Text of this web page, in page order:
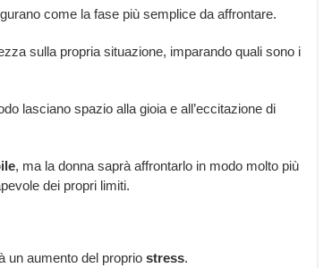
come la fase più semplice da affrontare.
sulla propria situazione, imparando quali sono i
lasciano spazio alla gioia e all’eccitazione di
, ma la donna saprà affrontarlo in modo molto più
dei propri limiti.
un aumento del proprio stress.